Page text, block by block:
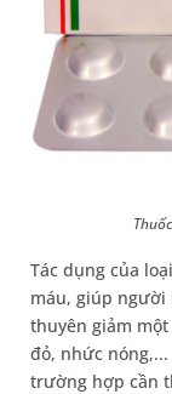
Tác dụng của
máu, giúp người
thuyên giảm
đỏ, nhức
trường hợp cần